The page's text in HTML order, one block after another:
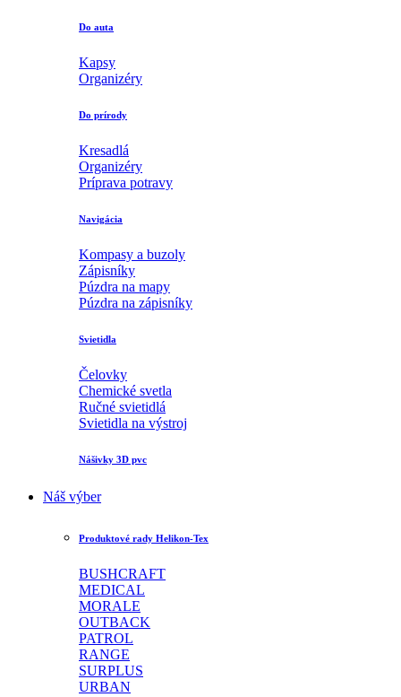
Do auta
Kapsy
Organizéry
Do prírody
Kresadlá
Organizéry
Príprava potravy
Navigácia
Kompasy a buzoly
Zápisníky
Púzdra na mapy
Púzdra na zápisníky
Svietidla
Čelovky
Chemické svetla
Ručné svietidlá
Svietidla na výstroj
Nášivky 3D pvc
Náš výber
Produktové rady Helikon-Tex
BUSHCRAFT
MEDICAL
MORALE
OUTBACK
PATROL
RANGE
SURPLUS
URBAN